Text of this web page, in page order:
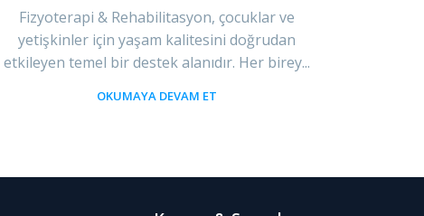
Fizyoterapi & Rehabilitasyon, çocuklar ve
yetişkinler için yaşam kalitesini doğrudan
etkileyen temel bir destek alanıdır. Her birey...
OKUMAYA DEVAM ET